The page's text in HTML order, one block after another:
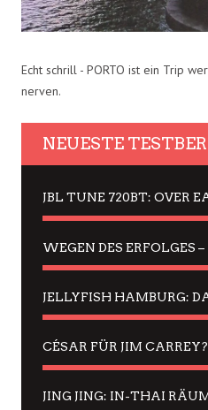
Echt schrill - PORTO ist ein Trip
nerven.
NEUESTE